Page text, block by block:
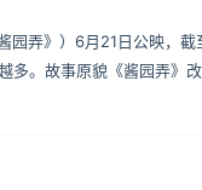
园弄》）6月21日公映，
多。故事原貌《酱园弄》改